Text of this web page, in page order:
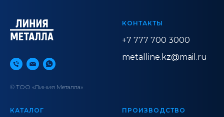
© ТОО «Линия Металла»
КОНТАКТЫ
+7 777 700 3000
metalline.kz@mail.ru
КАТАЛОГ ПРОИЗВОДСТВО